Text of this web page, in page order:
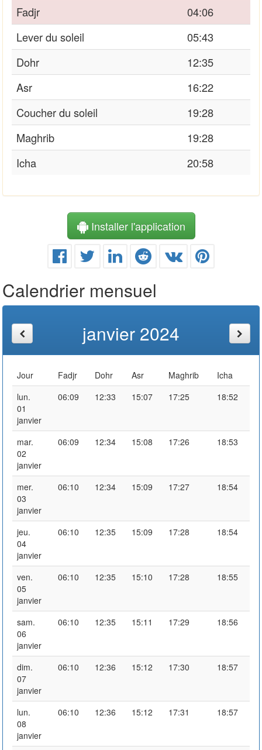
Fadjr
04:06
Lever du soleil
05:43
Dohr
12:35
Asr
16:22
Coucher du soleil
19:28
Maghrib
19:28
Icha
20:58
Installer l'application
Calendrier mensuel
janvier 2024
Jour Fadjr Dohr Asr Maghrib
Icha
lun.
01
janvier
06:09 12:33 15:07 17:25 18:52
mar.
02
janvier
06:09 12:34 15:08 17:26 18:53
mer.
03
janvier
06:10 12:34 15:09 17:27 18:54
jeu.
04
janvier
06:10 12:35 15:09 17:28 18:54
ven.
05
janvier
06:10 12:35 15:10 17:28 18:55
sam.
06
janvier
06:10 12:35 15:11 17:29 18:56
dim.
07
janvier
06:10 12:36 15:12 17:30 18:57
lun.
08
janvier
06:10 12:36 15:12 17:31 18:57